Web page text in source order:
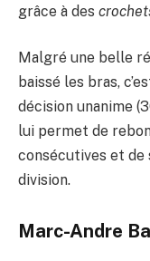
grâce à des
Malgré une belle
baissé les bras,
décision unanime
lui permet de
consécutives et de
division.
Marc-Andre